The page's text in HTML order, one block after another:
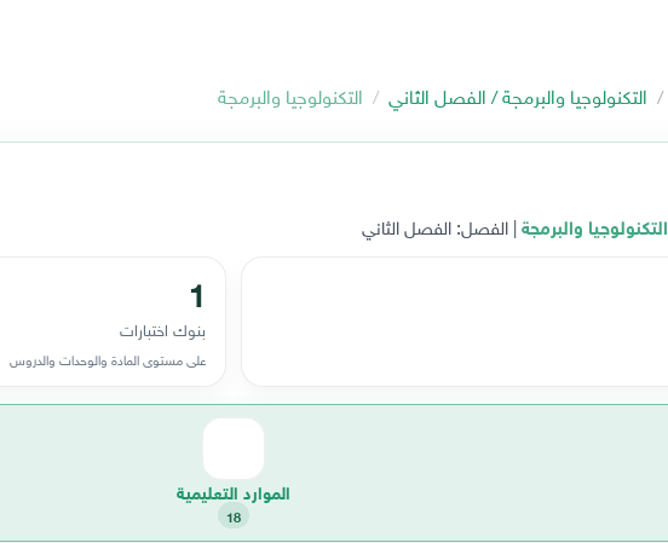
التكنولوجيا والبرمجة / الفصل الثاني التكنولوجيا والبرمجة
التكنولوجيا والبرمجة| الفصل: الفصل الثاني
1
بنوك اختبارات
على مستوى المادة والوحدات والدروس
الموارد التعليمية
18